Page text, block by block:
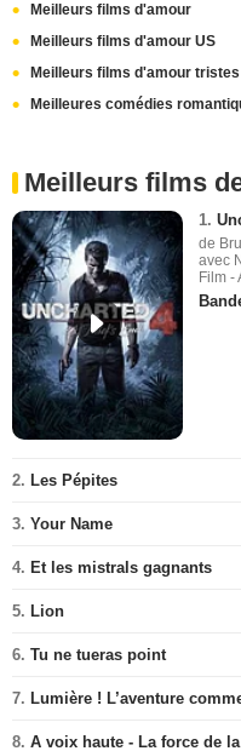
Meilleurs films d'amour
Meilleurs films d'amour US
Meilleurs films d'amour tristes
Meilleures comédies
Meilleurs films
1.
de
avec
Film -
2. Les Pépites
3. Your Name
4. Et les mistrals gagnants
5. Lion
6. Tu ne tueras point
7. Lumière ! L’aventure
8. A voix haute - La force de